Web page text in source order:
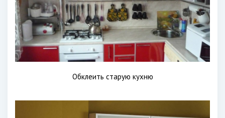
Обклеить старую кухню